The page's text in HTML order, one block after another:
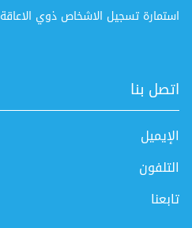
استمارة تسجيل الاشخاص ذوي الاعاقة
اتصل بنا
الإيميل
التلفون
تابعنا